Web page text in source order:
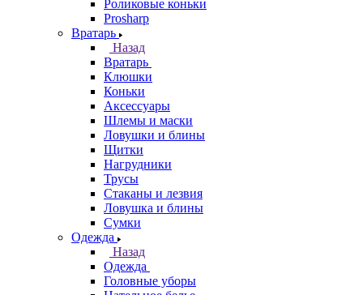
Роликовые коньки
Prosharp
Вратарь
Назад
Вратарь
Клюшки
Коньки
Аксессуары
Шлемы и маски
Ловушки и блины
Щитки
Нагрудники
Трусы
Стаканы и лезвия
Ловушка и блины
Сумки
Одежда
Назад
Одежда
Головные уборы